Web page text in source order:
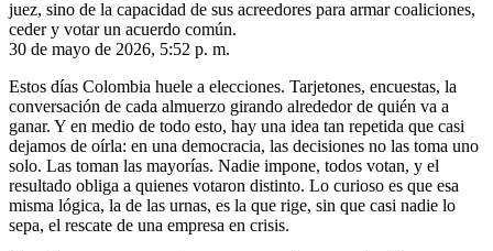
juez, sino de la capacidad de sus acreedores para armar coaliciones,
ceder y votar un acuerdo común.
30 de mayo de 2026, 5:52 p. m.
Estos días Colombia huele a elecciones. Tarjetones, encuestas, la
conversación de cada almuerzo girando alrededor de quién va a
ganar. Y en medio de todo esto, hay una idea tan repetida que casi
dejamos de oírla: en una democracia, las decisiones no las toma uno
solo. Las toman las mayorías. Nadie impone, todos votan, y el
resultado obliga a quienes votaron distinto. Lo curioso es que esa
misma lógica, la de las urnas, es la que rige, sin que casi nadie lo
sepa, el rescate de una empresa en crisis.